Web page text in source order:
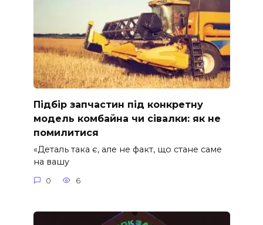
Підбір запчастин під конкретну
модель комбайна чи сівалки: як не
помилитися
«Деталь така є, але не факт, що стане саме
на вашу
0 6